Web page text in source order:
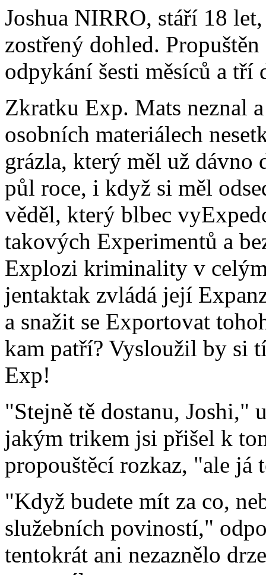
Joshua NIRRO, stáří 18
zostřený dohled.
odpykání šesti měsíců a tří
Zkratku Exp. Mats neznal
osobních materiálech
grázla, který měl už
půl roce, i když si měl
věděl, který blbec
takových Experimentů a
Explozi kriminality v
jentaktak zvládá její
a snažit se Exportovat
kam patří? Vysloužil by si
Exp!
"Stejně tě dostanu, Joshi,"
jakým trikem jsi přišel k
propouštěcí rozkaz, "ale já
"Když budete mít za co,
služebních poviností,"
tentokrát ani nezaznělo